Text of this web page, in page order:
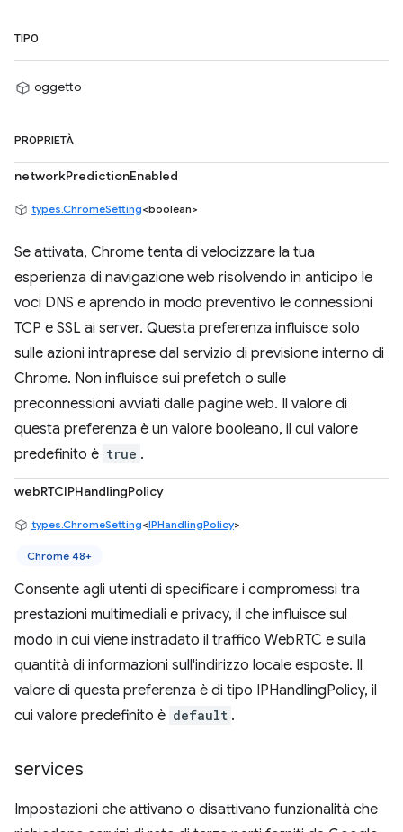
TIPO
oggetto
PROPRIETÀ
networkPredictionEnabled
types.ChromeSetting<boolean>
Se attivata, Chrome tenta di velocizzare la tua
esperienza di navigazione web risolvendo in anticipo le
voci DNS e aprendo in modo preventivo le connessioni
TCP e SSL ai server. Questa preferenza influisce solo
sulle azioni intraprese dal servizio di previsione interno di
Chrome. Non influisce sui prefetch o sulle
preconnessioni avviati dalle pagine web. Il valore di
questa preferenza è un valore booleano, il cui valore
predefinito è true .
webRTCIPHandlingPolicy
types.ChromeSetting<IPHandlingPolicy>
Chrome 48+
Consente agli utenti di specificare i compromessi tra
prestazioni multimediali e privacy, il che influisce sul
modo in cui viene instradato il traffico WebRTC e sulla
quantità di informazioni sull'indirizzo locale esposte. Il
valore di questa preferenza è di tipo IPHandlingPolicy, il
cui valore predefinito è default .
services
Impostazioni che attivano o disattivano funzionalità che